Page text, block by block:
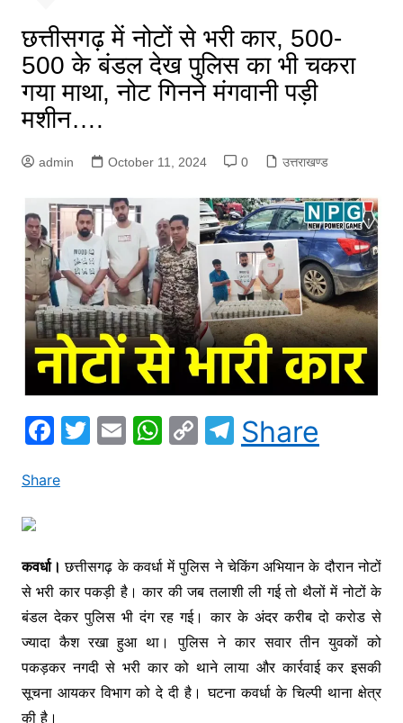
छत्तीसगढ़ में नोटों से भरी कार, 500-
500 के बंडल देख पुलिस का भी चकरा
गया माथा, नोट गिनने मंगवानी पड़ी
मशीन….
admin October 11, 2024 0 उत्तराखण्ड
F
c
o
o
k
T E W
p
p
C
n
k
T
el
m
Share
Share
कवर्धा।छत्तीसगढ़ के कवर्धा में पुलिस ने चेकिंग अभियान के दौरान नोटों
से भरी कार पकड़ी है। कार की जब तलाशी ली गई तो थैलों में नोटों के
बंडल देकर पुलिस भी दंग रह गई। कार के अंदर करीब दो करोड से
ज्यादा कैश रखा हुआ था। पुलिस ने कार सवार तीन युवकों को
पकड़कर नगदी से भरी कार को थाने लाया और कार्रवाई कर इसकी
सूचना आयकर विभाग को दे दी है। घटना कवर्धा के चिल्पी थाना क्षेत्र
की है।